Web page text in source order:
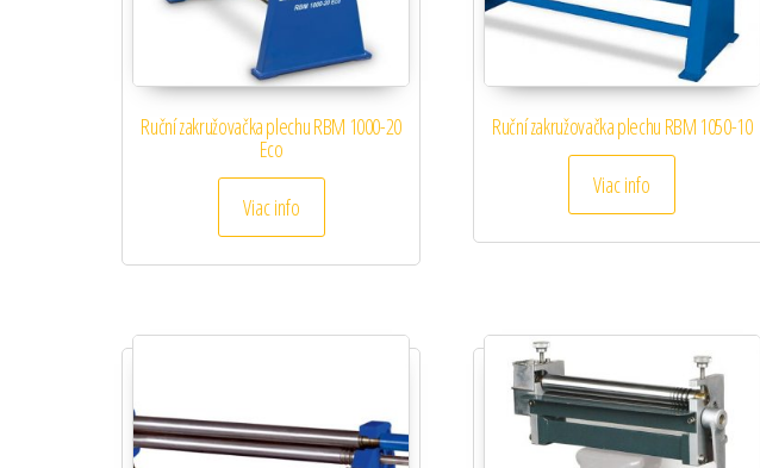
Ruční zakružovačka plechu RBM 1000-20
Eco
Viac info
Ruční zakružovačka plechu RBM 1050-10
Viac info